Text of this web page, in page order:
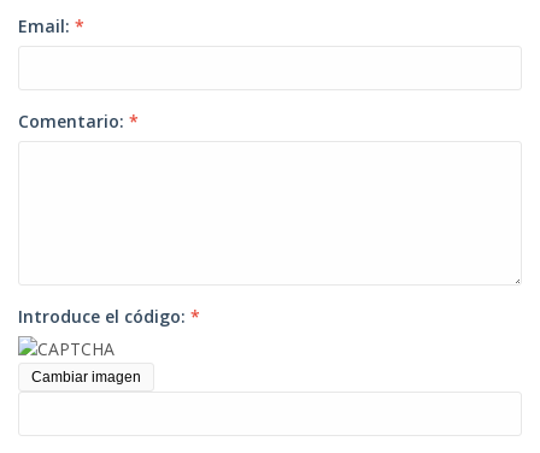
Email: *
Comentario: *
Introduce el código: *
Cambiar imagen